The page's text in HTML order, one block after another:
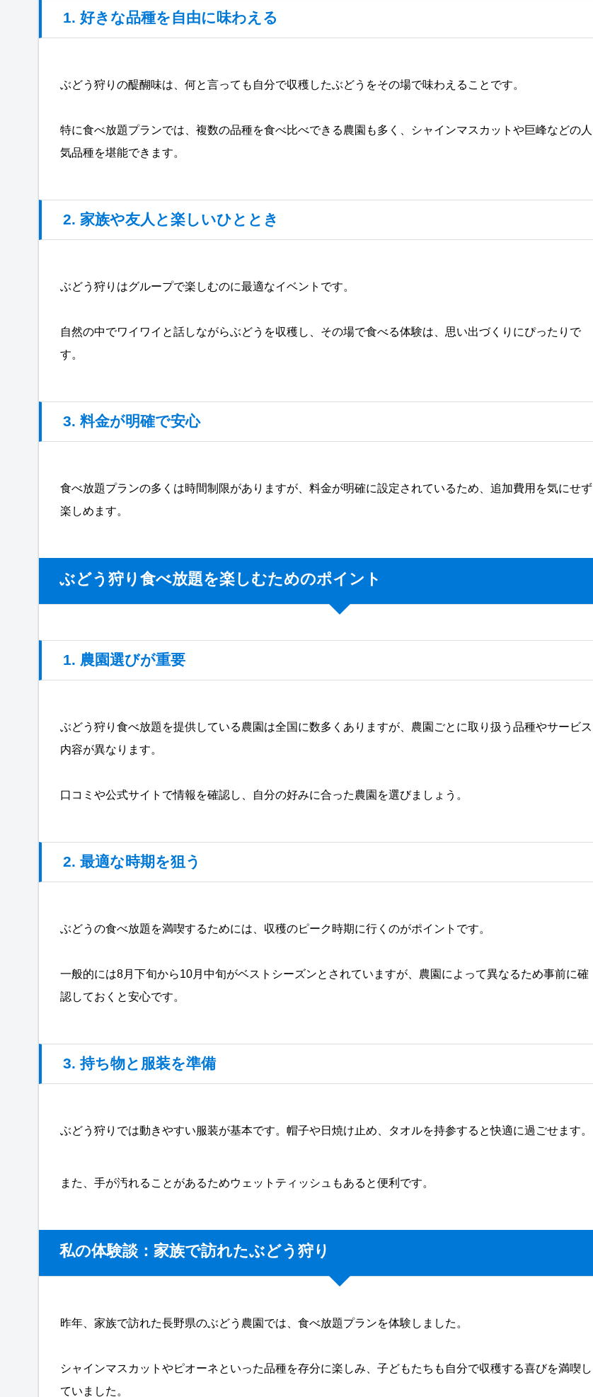
1. 好きな品種を自由に味わえる
ぶどう狩りの醍醐味は、何と言っても自分で収穫したぶどうをその場で味わえることです。
特に食べ放題プランでは、複数の品種を食べ比べできる農園も多く、シャインマスカットや巨峰などの人
気品種を堪能できます。
2. 家族や友人と楽しいひととき
ぶどう狩りはグループで楽しむのに最適なイベントです。
自然の中でワイワイと話しながらぶどうを収穫し、その場で食べる体験は、思い出づくりにぴったりで
す。
3. 料金が明確で安心
食べ放題プランの多くは時間制限がありますが、料金が明確に設定されているため、追加費用を気にせず
楽しめます。
ぶどう狩り食べ放題を楽しむためのポイント
1. 農園選びが重要
ぶどう狩り食べ放題を提供している農園は全国に数多くありますが、農園ごとに取り扱う品種やサービス
内容が異なります。
口コミや公式サイトで情報を確認し、自分の好みに合った農園を選びましょう。
2. 最適な時期を狙う
ぶどうの食べ放題を満喫するためには、収穫のピーク時期に行くのがポイントです。
一般的には8月下旬から10月中旬がベストシーズンとされていますが、農園によって異なるため事前に確
認しておくと安心です。
3. 持ち物と服装を準備
ぶどう狩りでは動きやすい服装が基本です。帽子や日焼け止め、タオルを持参すると快適に過ごせます。
また、手が汚れることがあるためウェットティッシュもあると便利です。
私の体験談：家族で訪れたぶどう狩り
昨年、家族で訪れた長野県のぶどう農園では、食べ放題プランを体験しました。
シャインマスカットやピオーネといった品種を存分に楽しみ、子どもたちも自分で収穫する喜びを満喫し
ていました。